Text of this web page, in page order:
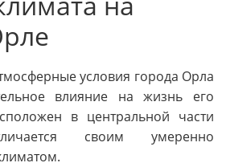
условия города Орла
влияние на жизнь его
в центральной части
своим умеренно